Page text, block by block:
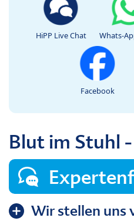
HiPP Live Chat Whats-
Facebook
Blut im Stuhl
Wir stellen uns